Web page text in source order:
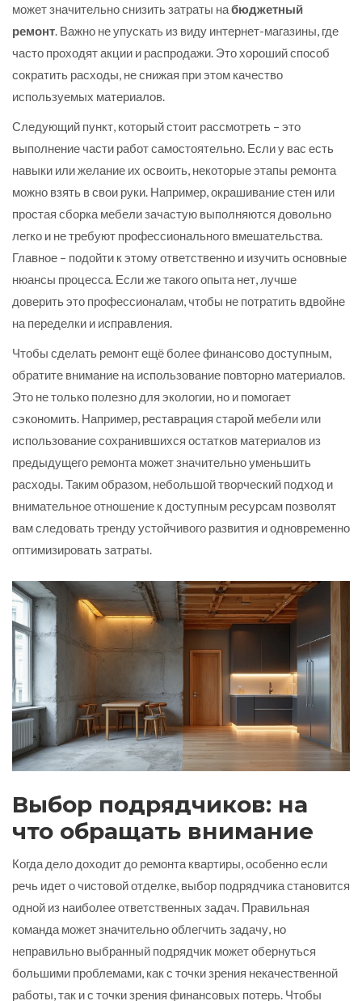
может значительно снизить затраты набюджетный
ремонт. Важно не упускать из виду интернет-магазины, где
часто проходят акции и распродажи. Это хороший способ
сократить расходы, не снижая при этом качество
используемых материалов.
Следующий пункт, который стоит рассмотреть – это
выполнение части работ самостоятельно. Если у вас есть
навыки или желание их освоить, некоторые этапы ремонта
можно взять в свои руки. Например, окрашивание стен или
простая сборка мебели зачастую выполняются довольно
легко и не требуют профессионального вмешательства.
Главное – подойти к этому ответственно и изучить основные
нюансы процесса. Если же такого опыта нет, лучше
доверить это профессионалам, чтобы не потратить вдвойне
на переделки и исправления.
Чтобы сделать ремонт ещё более финансово доступным,
обратите внимание на использование повторно материалов.
Это не только полезно для экологии, но и помогает
сэкономить. Например, реставрация старой мебели или
использование сохранившихся остатков материалов из
предыдущего ремонта может значительно уменьшить
расходы. Таким образом, небольшой творческий подход и
внимательное отношение к доступным ресурсам позволят
вам следовать тренду устойчивого развития и одновременно
оптимизировать затраты.
Выбор подрядчиков: на
что обращать внимание
Когда дело доходит до ремонта квартиры, особенно если
речь идет о чистовой отделке, выбор подрядчика становится
одной из наиболее ответственных задач. Правильная
команда может значительно облегчить задачу, но
неправильно выбранный подрядчик может обернуться
большими проблемами, как с точки зрения некачественной
работы, так и с точки зрения финансовых потерь. Чтобы